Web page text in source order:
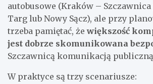
autobusowe (Kraków –
Targ lub Nowy Sącz), ale przy
trzeba pamiętać, żewiększość
jest dobrze skomunikowana
Szczawnicą komunikacją
W praktyce są trzy scenariusze: